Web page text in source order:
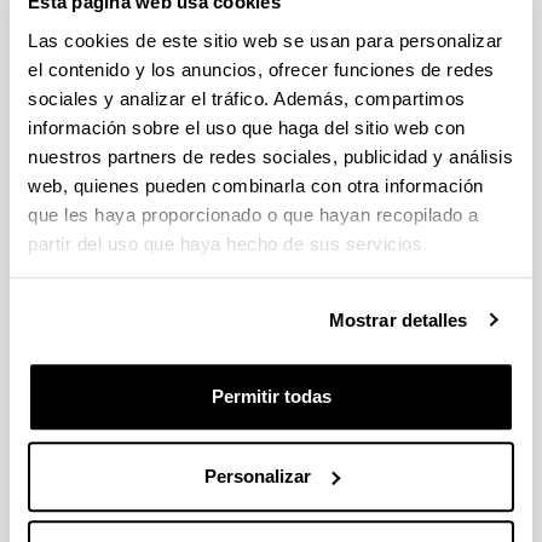
Las cookies de este sitio web se usan para personalizar
el contenido y los anuncios, ofrecer funciones de redes
sociales y analizar el tráfico. Además, compartimos
información sobre el uso que haga del sitio web con
nuestros partners de redes sociales, publicidad y análisis
web, quienes pueden combinarla con otra información
que les haya proporcionado o que hayan recopilado a
partir del uso que haya hecho de sus servicios.
Mostrar detalles
Permitir todas
Personalizar
Sugerencias y solicitudes
Indica campos obligatorios